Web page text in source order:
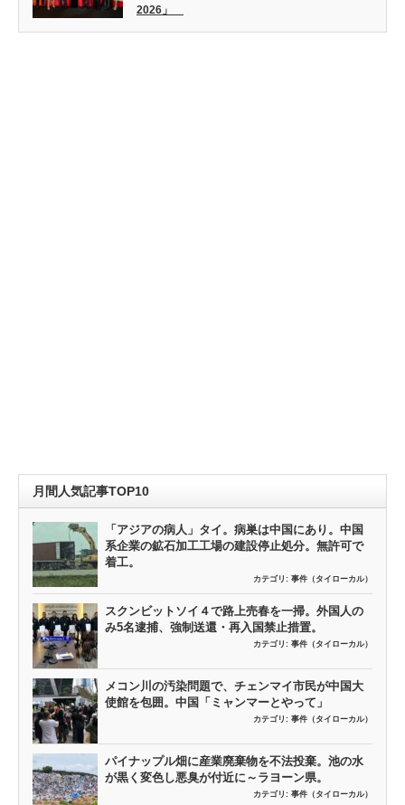
2026」
月間人気記事TOP10
「アジアの病人」タイ。病巣は中国にあり。中国
系企業の鉱石加工工場の建設停止処分。無許可で
着工。
カテゴリ: 事件（タイローカル）
スクンビットソイ４で路上売春を一掃。外国人の
み5名逮捕、強制送還・再入国禁止措置。
カテゴリ: 事件（タイローカル）
メコン川の汚染問題で、チェンマイ市民が中国大
使館を包囲。中国「ミャンマーとやって」
カテゴリ: 事件（タイローカル）
パイナップル畑に産業廃棄物を不法投棄。池の水
が黒く変色し悪臭が付近に～ラヨーン県。
カテゴリ: 事件（タイローカル）